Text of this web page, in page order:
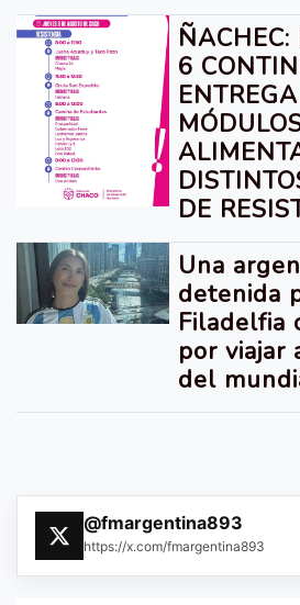
ÑACHEC:
6
DE
Una
detenida
Filadelfia
por viajar
del
@fmargentina893
https://x.com/fmargentina893